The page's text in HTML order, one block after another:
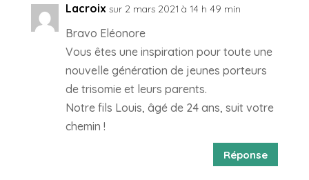
Lacroix sur 2 mars 2021 à 14 h 49 min
Bravo Eléonore
Vous êtes une inspiration pour toute une
nouvelle génération de jeunes porteurs
de trisomie et leurs parents.
Notre fils Louis, âgé de 24 ans, suit votre
chemin !
Réponse